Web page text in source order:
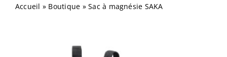
Accueil » Boutique »Sac à magnésie SAKA